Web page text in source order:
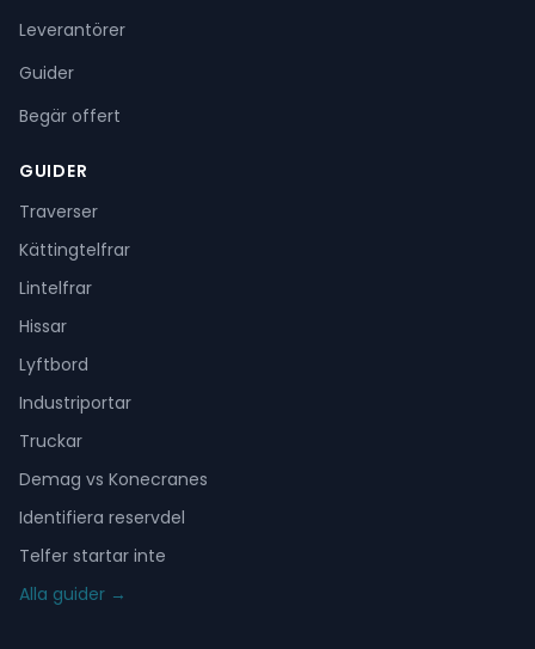
Leverantörer
Guider
Begär offert
GUIDER
Traverser
Kättingtelfrar
Lintelfrar
Hissar
Lyftbord
Industriportar
Truckar
Demag vs Konecranes
Identifiera reservdel
Telfer startar inte
Alla guider →